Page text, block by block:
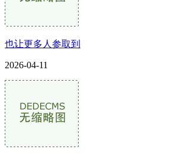
也让更多人参取到
2026-04-11